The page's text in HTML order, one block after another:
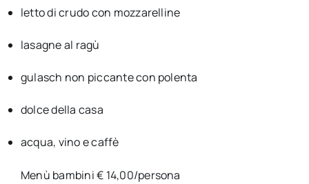
letto di crudo con mozzarelline
lasagne al ragù
gulasch non piccante con polenta
dolce della casa
acqua, vino e caffè
Menù bambini € 14,00/persona